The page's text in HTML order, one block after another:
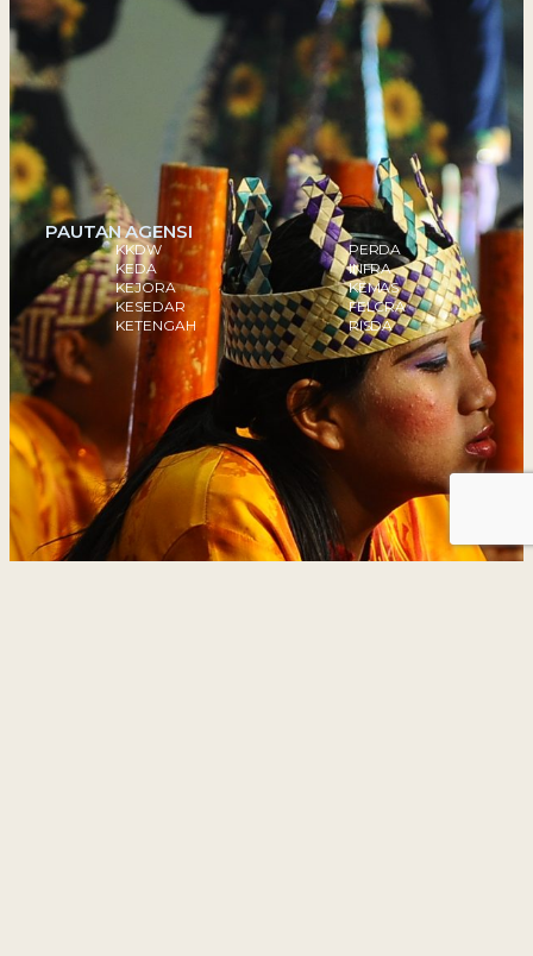
PAUTAN AGENSI
KKDW
KEDA
KEJORA
KESEDAR
KETENGAH
PERDA
INFRA
KEMAS
FELCRA
RISDA